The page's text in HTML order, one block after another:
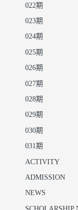
022期
023期
024期
025期
026期
027期
028期
029期
030期
031期
ACTIVITY
ADMISSION
NEWS